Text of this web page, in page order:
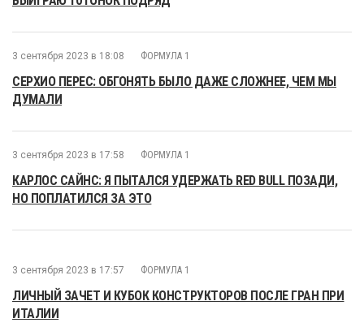
3 сентября 2023 в 18:08 ФОРМУЛА 1
СЕРХИО ПЕРЕС: ОБГОНЯТЬ БЫЛО ДАЖЕ СЛОЖНЕЕ, ЧЕМ МЫ
ДУМАЛИ
3 сентября 2023 в 17:58 ФОРМУЛА 1
КАРЛОС САЙНС: Я ПЫТАЛСЯ УДЕРЖАТЬ RED BULL ПОЗАДИ,
НО ПОПЛАТИЛСЯ ЗА ЭТО
3 сентября 2023 в 17:57 ФОРМУЛА 1
ЛИЧНЫЙ ЗАЧЕТ И КУБОК КОНСТРУКТОРОВ ПОСЛЕ ГРАН ПРИ
ИТАЛИИ